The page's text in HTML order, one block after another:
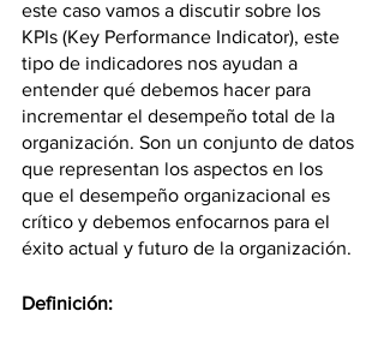
este caso vamos a discutir sobre los
KPIs (Key Performance Indicator), este
tipo de indicadores nos ayudan a
entender qué debemos hacer para
incrementar el desempeño total de la
organización. Son un conjunto de datos
que representan los aspectos en los
que el desempeño organizacional es
crítico y debemos enfocarnos para el
éxito actual y futuro de la organización.
Definición: